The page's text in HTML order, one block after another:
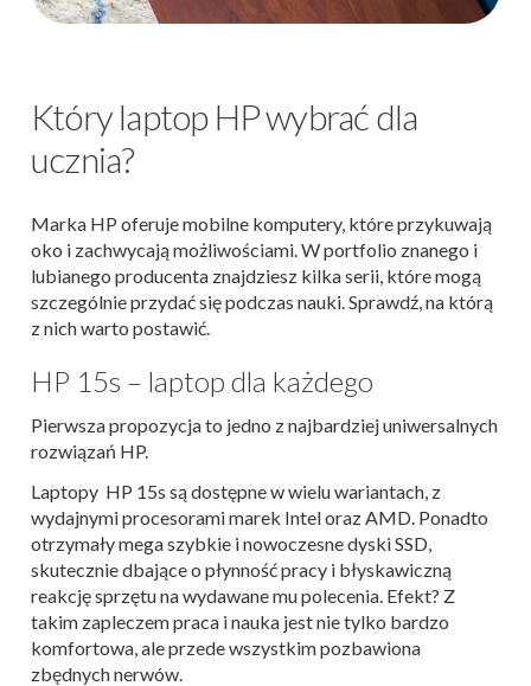
Który laptop HP wybrać dla
ucznia?
Marka HP oferuje mobilne komputery, które przykuwają
oko i zachwycają możliwościami. W portfolio znanego i
lubianego producenta znajdziesz kilka serii, które mogą
szczególnie przydać się podczas nauki. Sprawdź, na którą
z nich warto postawić.
HP 15s – laptop dla każdego
Pierwsza propozycja to jedno z najbardziej uniwersalnych
rozwiązań HP.
Laptopy HP 15s są dostępne w wielu wariantach, z
wydajnymi procesorami marek Intel oraz AMD. Ponadto
otrzymały mega szybkie i nowoczesne dyski SSD,
skutecznie dbające o płynność pracy i błyskawiczną
reakcję sprzętu na wydawane mu polecenia. Efekt? Z
takim zapleczem praca i nauka jest nie tylko bardzo
komfortowa, ale przede wszystkim pozbawiona
zbędnych nerwów.